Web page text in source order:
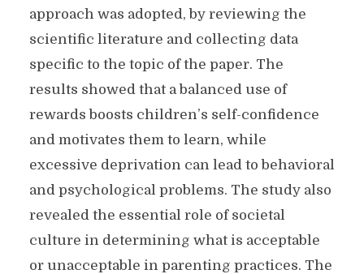
approach was adopted, by reviewing the
scientific literature and collecting data
specific to the topic of the paper. The
results showed that a balanced use of
rewards boosts children’s self-confidence
and motivates them to learn, while
excessive deprivation can lead to behavioral
and psychological problems. The study also
revealed the essential role of societal
culture in determining what is acceptable
or unacceptable in parenting practices. The